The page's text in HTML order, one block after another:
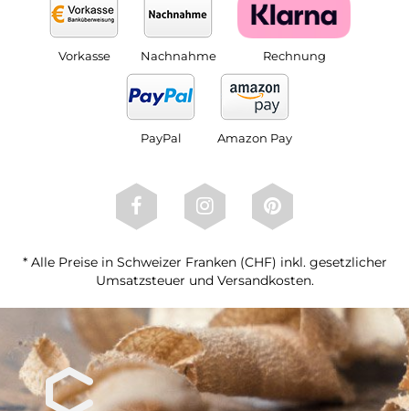
Vorkasse Nachnahme Rechnung
PayPal Amazon Pay
* Alle Preise in Schweizer Franken (CHF) inkl. gesetzlicher
Umsatzsteuer und Versandkosten.